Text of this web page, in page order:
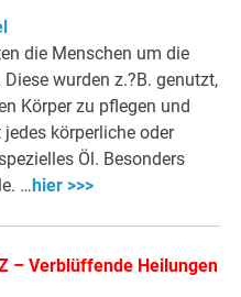
die Menschen um die
wurden z.?B. genutzt,
Körper zu pflegen und
körperliche oder
Öl. Besonders
… hier >>>
– Verblüffende Heilungen